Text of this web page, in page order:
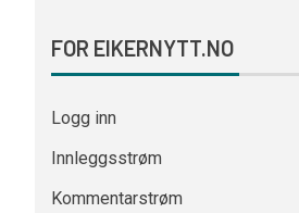
FOR EIKERNYTT.NO
Logg inn
Innleggsstrøm
Kommentarstrøm